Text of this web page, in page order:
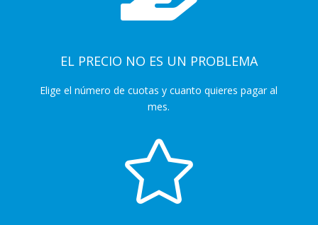
EL PRECIO NO ES UN PROBLEMA
Elige el número de cuotas y cuanto quieres pagar al
mes.
